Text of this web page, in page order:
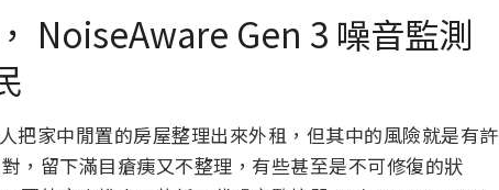
NoiseAware Gen 3 噪音監測
把家中閒置的房屋整理出來外租，但其中的風險就是有許
，留下滿目瘡痍又不整理，有些甚至是不可修復的狀